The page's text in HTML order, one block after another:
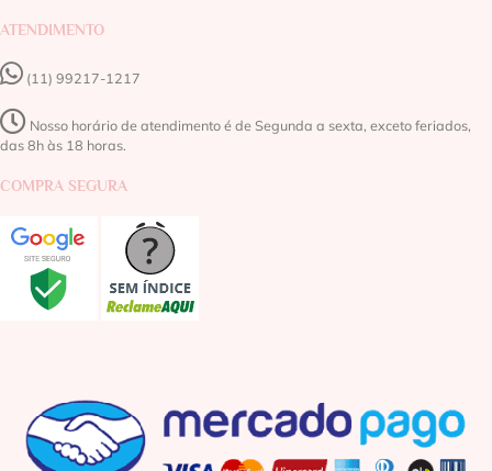
ATENDIMENTO
(11) 99217-1217‬
Nosso horário de atendimento é de Segunda a sexta, exceto feriados,
das 8h às 18 horas.
COMPRA SEGURA